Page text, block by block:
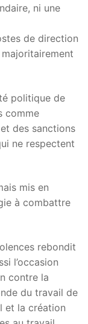
ni une
de direction
politique de
comme
des sanctions
ne respectent
mis en
à combattre
rebondit
l’occasion
contre la
du travail de
et la création